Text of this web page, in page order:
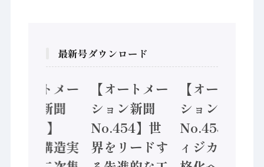
最新号ダウンロード
【オートメー
ション新聞
No.455】
「経済構造実
【オートメー
ション新聞
No.454】世
界をリードす
【オートメー
ション新聞
No.453】フ
ィジカルAI本